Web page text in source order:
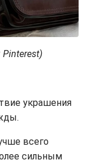
украшения
всего
сильным